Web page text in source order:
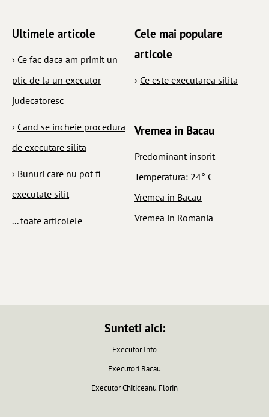
Ultimele articole
› Ce fac daca am primit un
plic de la un executor
judecatoresc
› Cand se incheie procedura
de executare silita
› Bunuri care nu pot fi
executate silit
... toate articolele
Cele mai populare
articole
› Ce este executarea silita
Vremea in Bacau
Predominant însorit
Temperatura: 24° C
Vremea in Bacau
Vremea in Romania
Sunteti aici:
Executor Info
Executori Bacau
Executor Chiticeanu Florin